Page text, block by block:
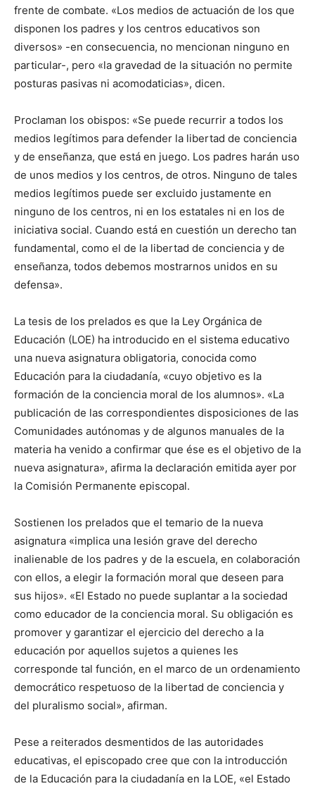
frente de combate. «Los medios de actuación de los que
disponen los padres y los centros educativos son
diversos» -en consecuencia, no mencionan ninguno en
particular-, pero «la gravedad de la situación no permite
posturas pasivas ni acomodaticias», dicen.
Proclaman los obispos: «Se puede recurrir a todos los
medios legítimos para defender la libertad de conciencia
y de enseñanza, que está en juego. Los padres harán uso
de unos medios y los centros, de otros. Ninguno de tales
medios legítimos puede ser excluido justamente en
ninguno de los centros, ni en los estatales ni en los de
iniciativa social. Cuando está en cuestión un derecho tan
fundamental, como el de la libertad de conciencia y de
enseñanza, todos debemos mostrarnos unidos en su
defensa».
La tesis de los prelados es que la Ley Orgánica de
Educación (LOE) ha introducido en el sistema educativo
una nueva asignatura obligatoria, conocida como
Educación para la ciudadanía, «cuyo objetivo es la
formación de la conciencia moral de los alumnos». «La
publicación de las correspondientes disposiciones de las
Comunidades autónomas y de algunos manuales de la
materia ha venido a confirmar que ése es el objetivo de la
nueva asignatura», afirma la declaración emitida ayer por
la Comisión Permanente episcopal.
Sostienen los prelados que el temario de la nueva
asignatura «implica una lesión grave del derecho
inalienable de los padres y de la escuela, en colaboración
con ellos, a elegir la formación moral que deseen para
sus hijos». «El Estado no puede suplantar a la sociedad
como educador de la conciencia moral. Su obligación es
promover y garantizar el ejercicio del derecho a la
educación por aquellos sujetos a quienes les
corresponde tal función, en el marco de un ordenamiento
democrático respetuoso de la libertad de conciencia y
del pluralismo social», afirman.
Pese a reiterados desmentidos de las autoridades
educativas, el episcopado cree que con la introducción
de la Educación para la ciudadanía en la LOE, «el Estado